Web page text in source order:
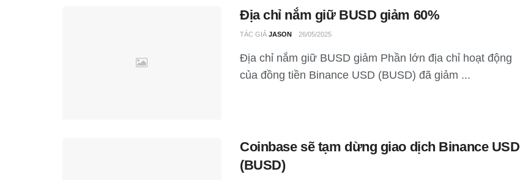
Địa chỉ nắm giữ BUSD giảm 60%
TÁC GIẢ JASON 26/05/2025
Địa chỉ nắm giữ BUSD giảm Phần lớn địa chỉ hoạt động
của đồng tiền Binance USD (BUSD) đã giảm ...
Coinbase sẽ tạm dừng giao dịch Binance USD
(BUSD)